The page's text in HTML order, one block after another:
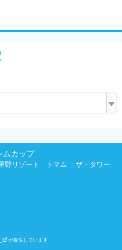
ムカップ
野リゾート トマム ザ・タワー
が提供しています